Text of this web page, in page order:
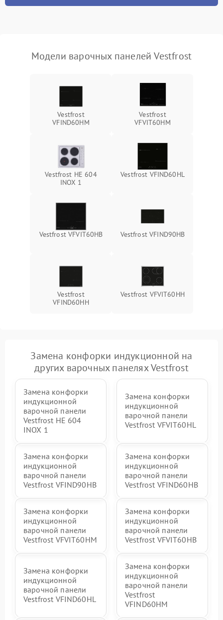
Модели варочных панелей Vestfrost
Vestfrost
VFIND60HM
Vestfrost
VFVIT60HM
Vestfrost HE 604
INOX 1
Vestfrost VFIND60HL
Vestfrost VFVIT60HB Vestfrost VFIND90HB
Vestfrost
VFIND60HH
Vestfrost VFVIT60HH
Замена конфорки индукционной на
других варочных панелях Vestfrost
Замена конфорки
индукционной
варочной панели
Vestfrost HE 604
INOX 1
Замена конфорки
индукционной
варочной панели
Vestfrost VFVIT60HL
Замена конфорки
индукционной
варочной панели
Vestfrost VFIND90HB
Замена конфорки
индукционной
варочной панели
Vestfrost VFIND60HB
Замена конфорки
индукционной
варочной панели
Vestfrost VFVIT60HM
Замена конфорки
индукционной
варочной панели
Vestfrost VFVIT60HB
Замена конфорки
индукционной
варочной панели
Vestfrost VFIND60HL
Замена конфорки
индукционной
варочной панели
Vestfrost
VFIND60HM